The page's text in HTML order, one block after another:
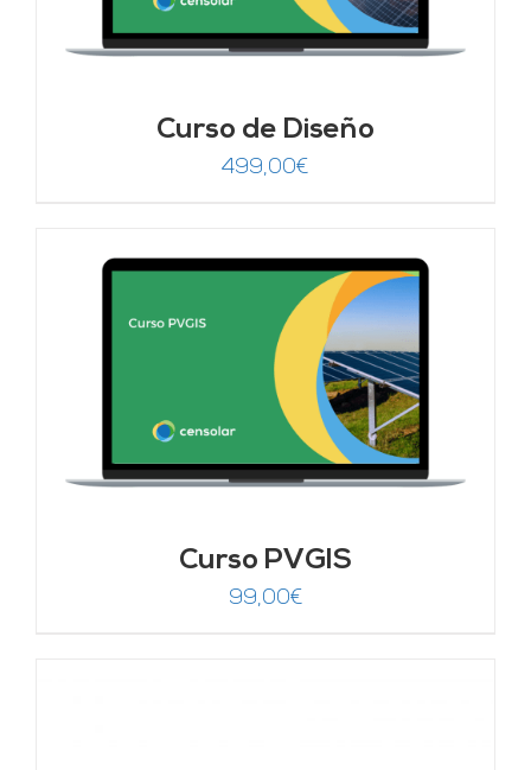
Curso de Diseño
499,00€
Curso PVGIS
99,00€